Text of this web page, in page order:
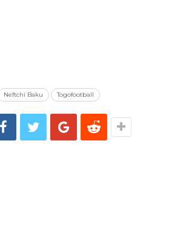
Neftchi Baku Togofootball